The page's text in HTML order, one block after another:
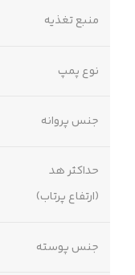
منبع تغذیه
نوع پمپ
جنس پروانه
حداکثر هد
(ارتفاع پرتاب)
جنس پوسته